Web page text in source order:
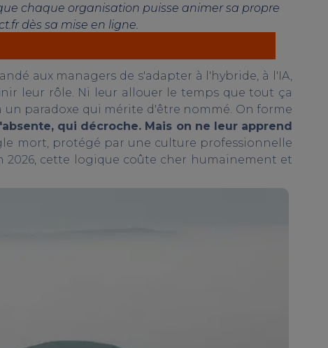
chaque organisation puisse animer sa propre
dès sa mise en ligne.
aux managers de s'adapter à l'hybride, à l'IA,
leur rôle. Ni leur allouer le temps que tout ça
un paradoxe qui mérite d'être nommé. On forme
qui décroche. Mais on ne leur apprend
mort, protégé par une culture professionnelle
cette logique coûte cher humainement et